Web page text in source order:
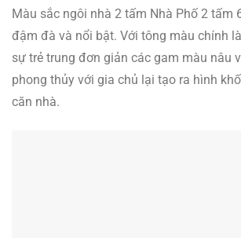
Màu sắc ngôi nhà 2 tấm Nhà Phố 2 tấm
đậm đà và nổi bật. Với tông màu chính
sự trẻ trung đơn giản các gam màu nâu
phong thủy với gia chủ lại tạo ra hình
căn nhà.